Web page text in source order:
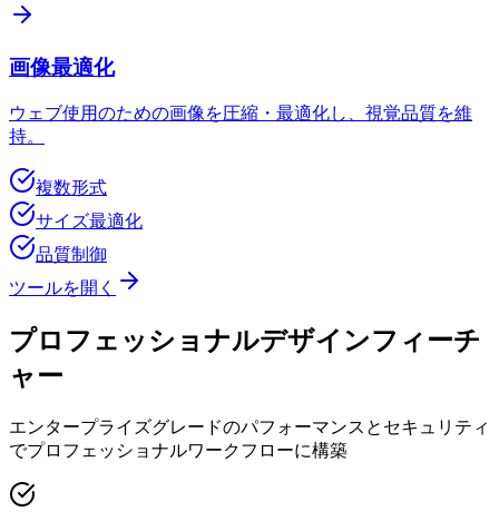
画像最適化
ウェブ使用のための画像を圧縮・最適化し、視覚品質を維
持。
複数形式
サイズ最適化
品質制御
ツールを開く
プロフェッショナルデザインフィーチ
ャー
エンタープライズグレードのパフォーマンスとセキュリティ
でプロフェッショナルワークフローに構築